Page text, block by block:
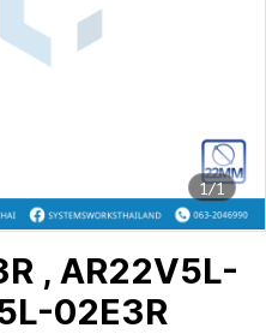
1/1
, AR22V5L-
02E3R